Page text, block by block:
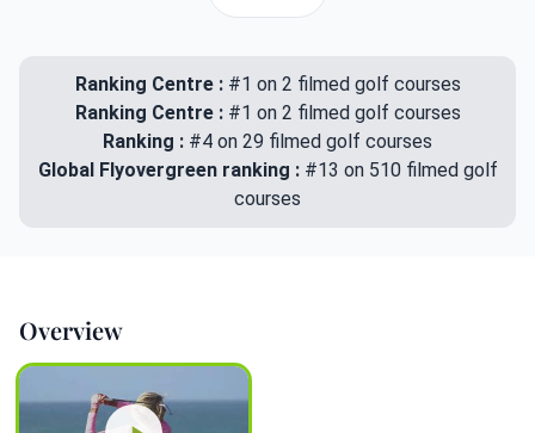
Ranking Centre :#1 on 2 filmed golf courses
Ranking Centre : #1 on 2 filmed golf courses
Ranking : #4 on 29 filmed golf courses
Global Flyovergreen ranking : #13 on 510 filmed golf
courses
Overview